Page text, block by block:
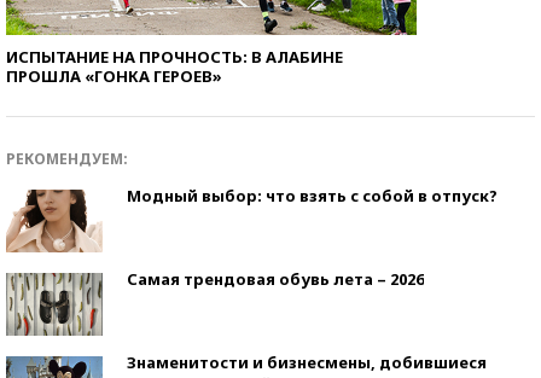
ИСПЫТАНИЕ НА ПРОЧНОСТЬ: В АЛАБИНЕ
ПРОШЛА «ГОНКА ГЕРОЕВ»
РЕКОМЕНДУЕМ:
Модный выбор: что взять с собой в отпуск?
Самая трендовая обувь лета – 2026
Знаменитости и бизнесмены, добившиеся